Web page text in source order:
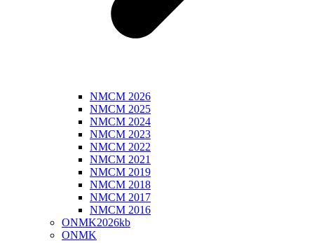
NMCM 2026
NMCM 2025
NMCM 2024
NMCM 2023
NMCM 2022
NMCM 2021
NMCM 2019
NMCM 2018
NMCM 2017
NMCM 2016
ONMK2026kb
ONMK